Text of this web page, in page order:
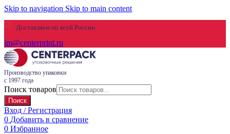
Skip to navigation Skip to main content
Доставляем по всей России
im@centerprint.ru
Производство упаковки
с 1997 года
Поиск товаров
Поиск
Вход / Регистрация
0 Добавить в сравнение
0 Избранное